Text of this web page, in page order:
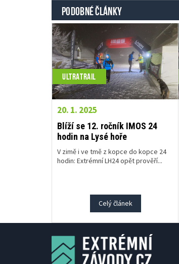
PODOBNÉ ČLÁNKY
ULTRATRAIL
20. 1. 2025
Blíží se 12. ročník IMOS 24
hodin na Lysé hoře
V zimě i ve tmě z kopce do kopce 24
hodin: Extrémní LH24 opět prověří...
Celý článek